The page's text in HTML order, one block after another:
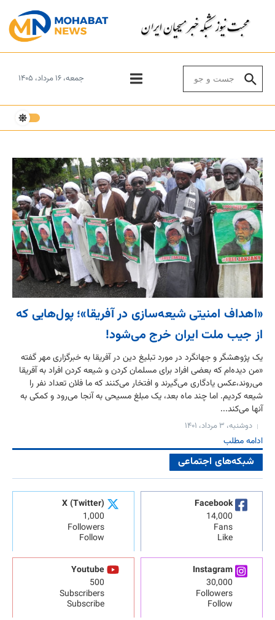
جمعه، ۱۶ مرداد، ۱۴۰۵
«اهداف امنیتی شیعه‌سازی در آفریقا»؛ پول‌هایی که
از جیب ملت ایران خرج می‌شود!
یک پژوهشگر و جهانگرد در مورد تبلیغ دین در آفریقا به خبرگزاری مهر گفته
«من دیده‌ام که بعضی افراد برای مسلمان کردن و شیعه کردن افراد به آفریقا
می‌روند،عکس یادگاری می‌گیرند و افتخار می‌کنند که ما فلان تعداد نفر را
شیعه کردیم. اما چند ماه بعد، یک مبلغ مسیحی به آنجا می‌رود و کمکی به
آنها می‌کند...
دوشنبه، ۳ مرداد، ۱۴۰۱
ادامه مطلب
شبکه‌های اجتماعی
Facebook
14,000
Fans
Like
X (Twitter)
1,000
Followers
Follow
Instagram
30,000
Followers
Follow
Youtube
500
Subscribers
Subscribe